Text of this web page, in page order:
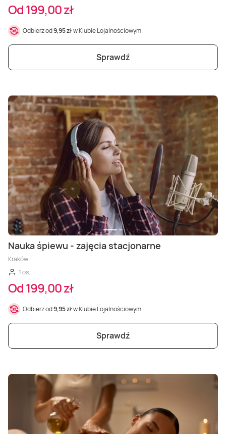
Od 199,00 zł
Odbierz od9,95 złw Klubie Lojalnościowym
Sprawdź
Nauka śpiewu - zajęcia stacjonarne
Kraków
1 os.
Od 199,00 zł
Odbierz od9,95 złw Klubie Lojalnościowym
Sprawdź